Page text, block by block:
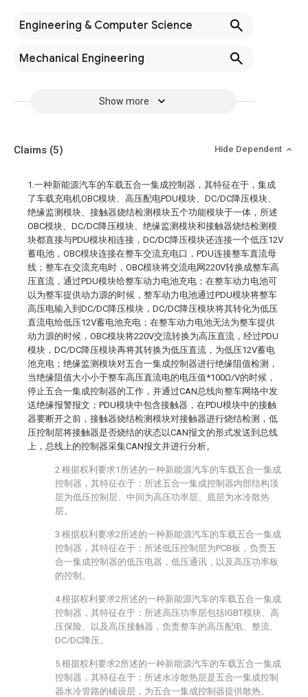
Engineering & Computer Science
Mechanical Engineering
Show more
Claims (5) Hide Dependent
1.一种新能源汽车的车载五合一集成控制器，其特征在于，集成
了车载充电机OBC模块、高压配电PDU模块、DC/DC降压模块、
绝缘监测模块、接触器烧结检测模块五个功能模块于一体，所述
OBC模块、DC/DC降压模块、绝缘监测模块和接触器烧结检测模
块都直接与PDU模块相连接，DC/DC降压模块还连接一个低压12V
蓄电池，OBC模块连接在整车交流充电口，PDU连接整车直流母
线；整车在交流充电时，OBC模块将交流电网220V转换成整车高
压直流，通过PDU模块给整车动力电池充电；在整车动力电池可
以为整车提供动力源的时候，整车动力电池通过PDU模块将整车
高压电输入到DC/DC降压模块，DC/DC降压模块将其转化为低压
直流电给低压12V蓄电池充电；在整车动力电池无法为整车提供
动力源的时候，OBC模块将220V交流转换为高压直流，经过PDU
模块，DC/DC降压模块再将其转换为低压直流，为低压12V蓄电
池充电；绝缘监测模块对五合一集成控制器进行绝缘阻值检测，
当绝缘阻值大小小于整车高压直流电的电压值*100Ω/V的时候，
停止五合一集成控制器的工作，并通过CAN总线向整车网络中发
送绝缘报警报文；PDU模块中包含接触器，在PDU模块中的接触
器要断开之前，接触器烧结检测模块对接触器进行烧结检测，低
压控制层将接触器是否烧结的状态以CAN报文的形式发送到总线
上，总线上的控制器采集CAN报文并进行分析。
2.根据权利要求1所述的一种新能源汽车的车载五合一集成
控制器，其特征在于：所述五合一集成控制器内部结构顶
层为低压控制层、中间为高压功率层、底层为水冷散热
层。
3.根据权利要求2所述的一种新能源汽车的车载五合一集成
控制器，其特征在于：所述低压控制层为PCB板，负责五
合一集成控制器的低压电器，低压通讯，以及高压功率板
的控制。
4.根据权利要求2所述的一种新能源汽车的车载五合一集成
控制器，其特征在于：所述高压功率层包括IGBT模块、高
压保险、以及高压接触器，负责整车的高压配电、整流、
DC/DC降压。
5.根据权利要求2所述的一种新能源汽车的车载五合一集成
控制器，其特征在于：所述水冷散热层是五合一集成控制
器水冷管路的铺设层，为五合一集成控制器提供散热。